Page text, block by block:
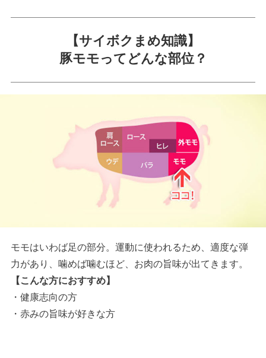
【サイボクまめ知識】
豚モモってどんな部位？
モモはいわば足の部分。運動に使われるため、適度な弾
力があり、噛めば噛むほど、お肉の旨味が出てきます。
【こんな方におすすめ】
・健康志向の方
・赤みの旨味が好きな方